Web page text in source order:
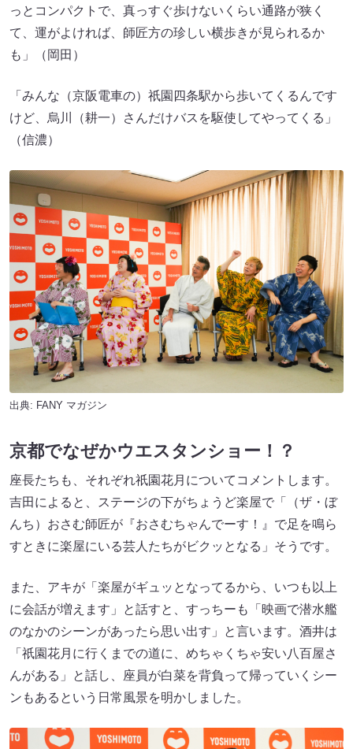
っとコンパクトで、真っすぐ歩けないくらい通路が狭く
て、運がよければ、師匠方の珍しい横歩きが見られるか
も」（岡田）
「みんな（京阪電車の）祇園四条駅から歩いてくるんです
けど、烏川（耕一）さんだけバスを駆使してやってくる」
（信濃）
出典: FANY マガジン
京都でなぜかウエスタンショー！？
座長たちも、それぞれ祇園花月についてコメントします。
吉田によると、ステージの下がちょうど楽屋で「（ザ・ぼ
んち）おさむ師匠が『おさむちゃんでーす！』で足を鳴ら
すときに楽屋にいる芸人たちがビクッとなる」そうです。
また、アキが「楽屋がギュッとなってるから、いつも以上
に会話が増えます」と話すと、すっちーも「映画で潜水艦
のなかのシーンがあったら思い出す」と言います。酒井は
「祇園花月に行くまでの道に、めちゃくちゃ安い八百屋さ
んがある」と話し、座員が白菜を背負って帰っていくシー
ンもあるという日常風景を明かしました。